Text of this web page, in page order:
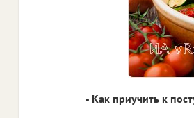
- Как приучить к